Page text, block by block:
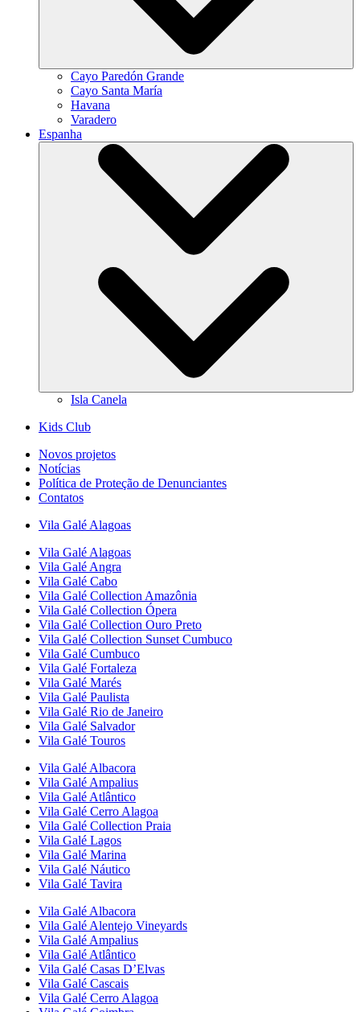
Cayo Paredón Grande
Cayo Santa María
Havana
Varadero
Espanha
Isla Canela
Kids Club
Novos projetos
Notícias
Política de Proteção de Denunciantes
Contatos
Vila Galé Alagoas
Vila Galé Alagoas
Vila Galé Angra
Vila Galé Cabo
Vila Galé Collection Amazônia
Vila Galé Collection Ópera
Vila Galé Collection Ouro Preto
Vila Galé Collection Sunset Cumbuco
Vila Galé Cumbuco
Vila Galé Fortaleza
Vila Galé Marés
Vila Galé Paulista
Vila Galé Rio de Janeiro
Vila Galé Salvador
Vila Galé Touros
Vila Galé Albacora
Vila Galé Ampalius
Vila Galé Atlântico
Vila Galé Cerro Alagoa
Vila Galé Collection Praia
Vila Galé Lagos
Vila Galé Marina
Vila Galé Náutico
Vila Galé Tavira
Vila Galé Albacora
Vila Galé Alentejo Vineyards
Vila Galé Ampalius
Vila Galé Atlântico
Vila Galé Casas D’Elvas
Vila Galé Cascais
Vila Galé Cerro Alagoa